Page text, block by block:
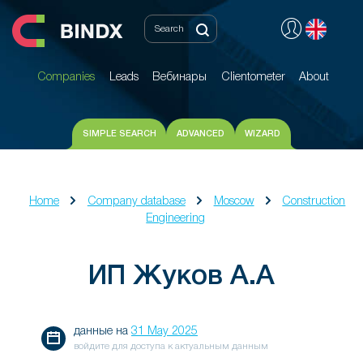
Companies Leads Вебинары Clientometer About
Companies Leads Вебинары Clientometer About
SIMPLE SEARCH ADVANCED WIZARD
Home Company database Moscow
Construction
Engineering
ИП Жуков А.А
данные на 31 May 2025
войдите для доступа к актуальным данным